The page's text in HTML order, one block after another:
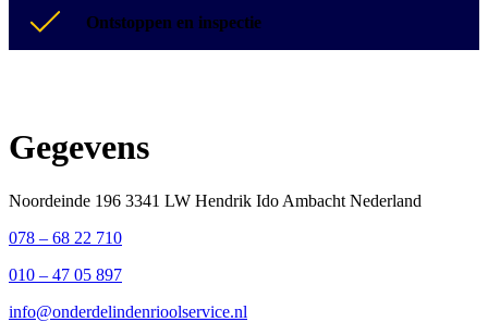
Ontstoppen en inspectie
Gegevens
Noordeinde 196 3341 LW Hendrik Ido Ambacht Nederland
078 – 68 22 710
010 – 47 05 897
info@onderdelindenrioolservice.nl